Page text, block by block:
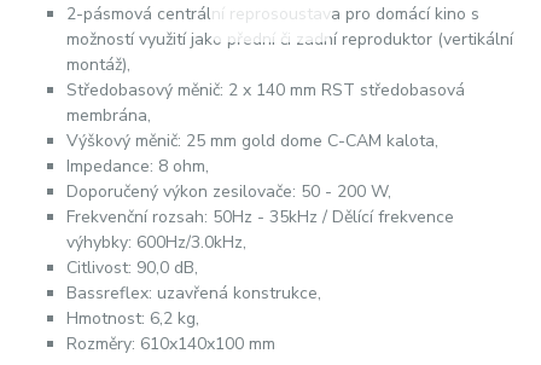
2-pásmová centrální reprosoustava pro domácí kino s
možností využití jako přední či zadní reproduktor (vertikální
montáž),
Středobasový měnič: 2 x 140 mm RST středobasová
membrána,
Výškový měnič: 25 mm gold dome C-CAM kalota,
Impedance: 8 ohm,
Doporučený výkon zesilovače: 50 - 200 W,
Frekvenční rozsah: 50Hz - 35kHz / Dělící frekvence
výhybky: 600Hz/3.0kHz,
Citlivost: 90,0 dB,
Bassreflex: uzavřená konstrukce,
Hmotnost: 6,2 kg,
Rozměry: 610x140x100 mm